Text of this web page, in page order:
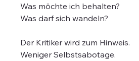
Was möchte ich behalten?
Was darf sich wandeln?
Der Kritiker wird zum Hinweis.
Weniger Selbstsabotage.